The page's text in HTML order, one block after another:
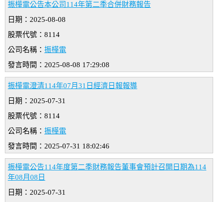
振樺電公告本公司114年第二季合併財務報告
日期：2025-08-08
股票代號：8114
公司名稱： 振樺電
發言時間：2025-08-08 17:29:08
振樺電澄清114年07月31日經濟日報報導
日期：2025-07-31
股票代號：8114
公司名稱： 振樺電
發言時間：2025-07-31 18:02:46
振樺電公告114年度第二季財務報告董事會預計召開日期為114
年08月08日
日期：2025-07-31